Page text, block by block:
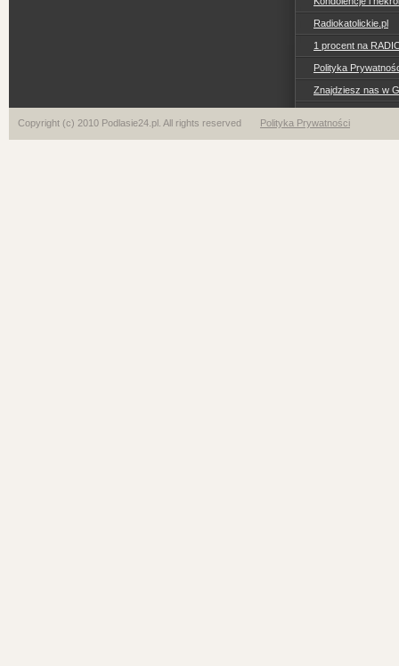
Radiokatolickie.pl
1 procent na
Polityka
Znajdziesz nas w
Copyright (c) 2010 Podlasie24.pl. All rights reserved Polityka Prywatności